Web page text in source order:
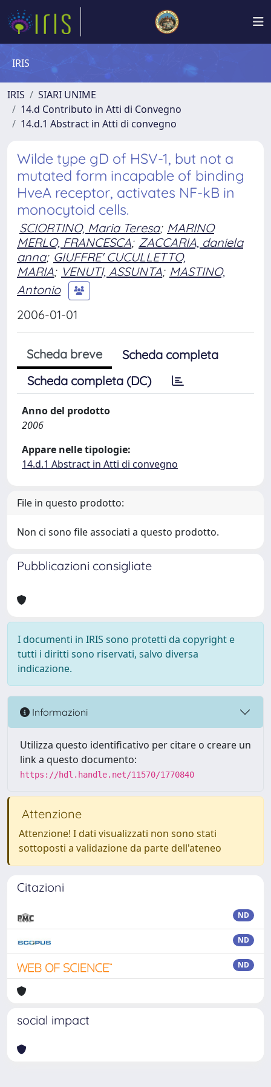
IRIS
IRIS
SIARI UNIME
14.d Contributo in Atti di Convegno
14.d.1 Abstract in Atti di convegno
Wilde type gD of HSV-1, but not a
mutated form incapable of binding
HveA receptor, activates NF-kB in
monocytoid cells.
SCIORTINO, Maria Teresa; MARINO
MERLO, FRANCESCA; ZACCARIA, daniela
anna; GIUFFRE' CUCULLETTO,
MARIA; VENUTI, ASSUNTA; MASTINO,
Antonio
2006-01-01
Scheda breve
Scheda completa
Scheda completa (DC)
Anno del prodotto
2006
Appare nelle tipologie:
14.d.1 Abstract in Atti di convegno
File in questo prodotto:
Non ci sono file associati a questo prodotto.
Pubblicazioni consigliate
I documenti in IRIS sono protetti da copyright e
tutti i diritti sono riservati, salvo diversa
indicazione.
Informazioni
Utilizza questo identificativo per citare o creare un
link a questo documento:
https://hdl.handle.net/11570/1770840
Attenzione
Attenzione! I dati visualizzati non sono stati
sottoposti a validazione da parte dell'ateneo
Citazioni
ND
ND
ND
social impact